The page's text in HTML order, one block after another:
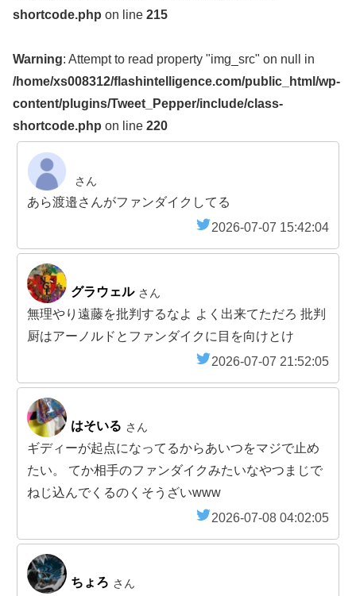
shortcode.php on line 215
Warning: Attempt to read property "img_src" on null in
/home/xs008312/flashintelligence.com/public_html/wp-
content/plugins/Tweet_Pepper/include/class-
shortcode.php on line 220
さん
あら渡邉さんがファンダイクしてる
2026-07-07 15:42:04
グラウェル さん
無理やり遠藤を批判するなよ よく出来てただろ 批判
厨はアーノルドとファンダイクに目を向けとけ
2026-07-07 21:52:05
はそいる さん
ギディーが起点になってるからあいつをマジで止め
たい。 てか相手のファンダイクみたいなやつまじで
ねじ込んでくるのくそうざいwww
2026-07-08 04:02:05
ちょろ さん